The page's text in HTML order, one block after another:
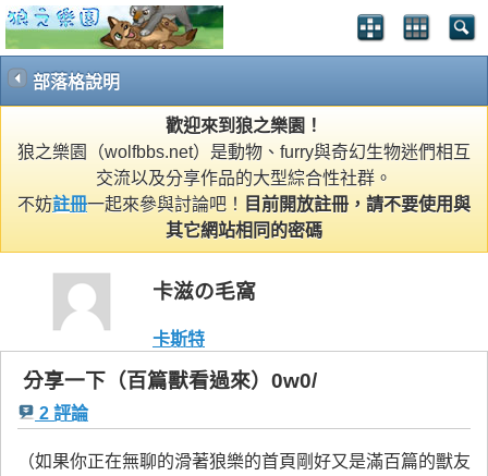
部落格說明
歡迎來到狼之樂園！
狼之樂園（wolfbbs.net）是動物、furry與奇幻生物迷們相互
交流以及分享作品的大型綜合性社群。
不妨註冊一起來參與討論吧！
目前開放註冊，請不要使用與
其它網站相同的密碼
卡滋の毛窩
卡斯特
分享一下（百篇獸看過來）0w0/
2 評論
（如果你正在無聊的滑著狼樂的首頁剛好又是滿百篇的獸友